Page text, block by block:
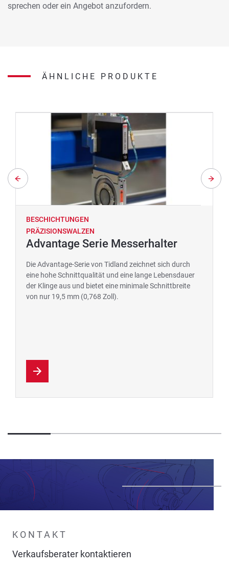
sprechen oder ein Angebot anzufordern.
ÄHNLICHE PRODUKTE
BESCHICHTUNGEN
PRÄZISIONSWALZEN
Advantage Serie Messerhalter
Die Advantage-Serie von Tidland zeichnet sich durch
eine hohe Schnittqualität und eine lange Lebensdauer
der Klinge aus und bietet eine minimale Schnittbreite
von nur 19,5 mm (0,768 Zoll).
KONTAKT
Verkaufsberater kontaktieren